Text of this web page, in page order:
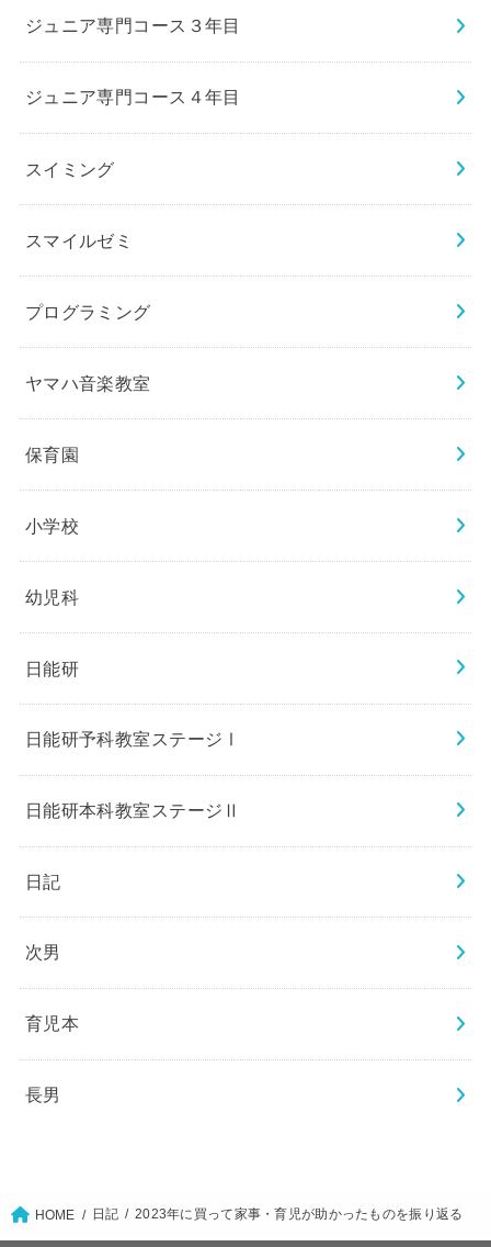
ジュニア専門コース３年目
ジュニア専門コース４年目
スイミング
スマイルゼミ
プログラミング
ヤマハ音楽教室
保育園
小学校
幼児科
日能研
日能研予科教室ステージⅠ
日能研本科教室ステージⅡ
日記
次男
育児本
長男
HOME 日記 2023年に買って家事・育児が助かったものを振り返る